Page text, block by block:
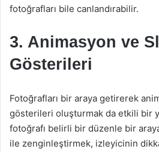
fotoğrafları bile canlandırabilir.
3. Animasyon ve
Gösterileri
Fotoğrafları bir araya getirerek
gösterileri oluşturmak da etkili bir
fotoğrafı belirli bir düzenle bir
ile zenginleştirmek, izleyicinin